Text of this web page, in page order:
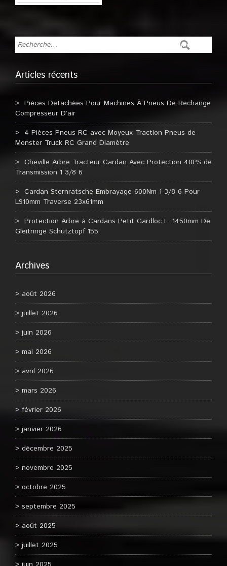
Articles récents
Pièces Détachées Pour Machines À Pneus De Rechange
Compresseur D’air
4 Pièces Pneus RC avec Moyeux Traction Pneus de
Monster Truck RC Grand Diamètre
Cheville Arbre Tracteur Cardan Avec Protection 40PS de
Transmission 1 3/8 6
Cardan Sternratsche Embrayage 600Nm 1 3/8 6 Pour
L910mm Traverse 23x61mm
Protection Arbre à Cardans Petit Gardloc L. 1450mm De
Gleitringe Schutztopf 155
Archives
août 2026
juillet 2026
juin 2026
mai 2026
avril 2026
mars 2026
février 2026
janvier 2026
décembre 2025
novembre 2025
octobre 2025
septembre 2025
août 2025
juillet 2025